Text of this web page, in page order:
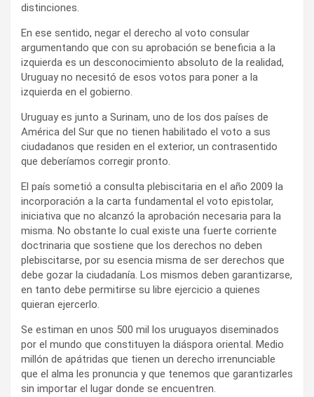
distinciones.
En ese sentido, negar el derecho al voto consular
argumentando que con su aprobación se beneficia a la
izquierda es un desconocimiento absoluto de la realidad,
Uruguay no necesitó de esos votos para poner a la
izquierda en el gobierno.
Uruguay es junto a Surinam, uno de los dos países de
América del Sur que no tienen habilitado el voto a sus
ciudadanos que residen en el exterior, un contrasentido
que deberíamos corregir pronto.
El país sometió a consulta plebiscitaria en el año 2009 la
incorporación a la carta fundamental el voto epistolar,
iniciativa que no alcanzó la aprobación necesaria para la
misma. No obstante lo cual existe una fuerte corriente
doctrinaria que sostiene que los derechos no deben
plebiscitarse, por su esencia misma de ser derechos que
debe gozar la ciudadanía. Los mismos deben garantizarse,
en tanto debe permitirse su libre ejercicio a quienes
quieran ejercerlo.
Se estiman en unos 500 mil los uruguayos diseminados
por el mundo que constituyen la diáspora oriental. Medio
millón de apátridas que tienen un derecho irrenunciable
que el alma les pronuncia y que tenemos que garantizarles
sin importar el lugar donde se encuentren.